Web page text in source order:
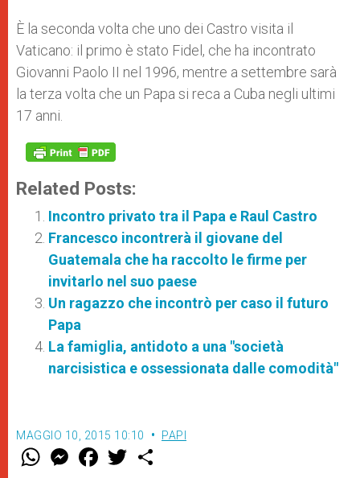
È la seconda volta che uno dei Castro visita il
Vaticano: il primo è stato Fidel, che ha incontrato
Giovanni Paolo II nel 1996, mentre a settembre sarà
la terza volta che un Papa si reca a Cuba negli ultimi
17 anni.
Related Posts:
Incontro privato tra il Papa e Raul Castro
Francesco incontrerà il giovane del
Guatemala che ha raccolto le firme per
invitarlo nel suo paese
Un ragazzo che incontrò per caso il futuro
Papa
La famiglia, antidoto a una "società
narcisistica e ossessionata dalle comodità"
MAGGIO 10, 2015 10:10 PAPI
W M
e
F
a w